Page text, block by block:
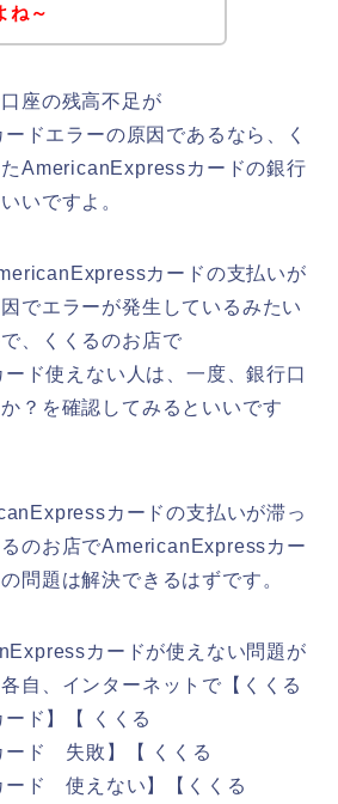
ね～
座の残高不足が
ドエラーの原因であるなら、く
AmericanExpressカードの銀行
いですよ。
カードの支払いが
でエラーが発生しているみたい
、くくるのお店で
ド使えない人は、一度、銀行口
？を確認してみるといいです
カードの支払いが滞っ
のお店でAmericanExpressカー
問題は解決できるはずです。
カードが使えない問題が
自、インターネットで【くくる
ド】【 くくる
ド 失敗】【 くくる
ド 使えない】【くくる